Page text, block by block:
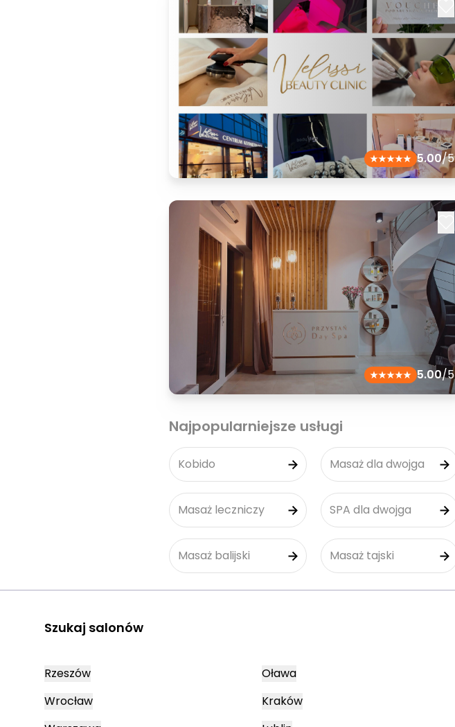
5.00/5
5.00/5
Najpopularniejsze usługi
Kobido Masaż dla dwojga
Masaż leczniczy SPA dla dwojga
Masaż balijski Masaż tajski
Szukaj salonów
Rzeszów
Wrocław
Oława
Kraków